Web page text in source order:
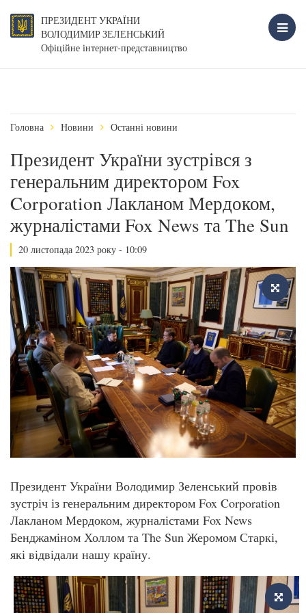
ПРЕЗИДЕНТ УКРАЇНИ
ВОЛОДИМИР ЗЕЛЕНСЬКИЙ
Офіційне інтернет-представництво
Головна Новини Останні новини
Президент України зустрівся з
генеральним директором Fox
Corporation Лакланом Мердоком,
журналістами Fox News та The Sun
20 листопада 2023 року - 10:09
Президент України Володимир Зеленський провів
зустріч із генеральним директором Fox Corporation
Лакланом Мердоком, журналістами Fox News
Бенджаміном Холлом та The Sun Жеромом Старкі,
які відвідали нашу країну.